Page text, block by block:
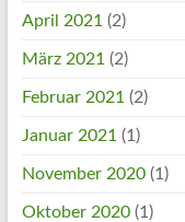
April 2021 (2)
März 2021 (2)
Februar 2021 (2)
Januar 2021 (1)
November 2020(1)
Oktober 2020(1)